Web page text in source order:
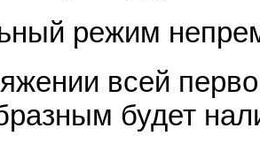
режим
всей
будет